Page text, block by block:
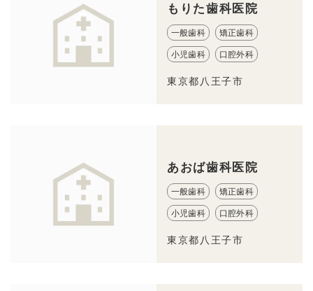
もりた歯科医院
一般歯科 矯正歯科
小児歯科 口腔外科
東京都八王子市
あおば歯科医院
一般歯科 矯正歯科
小児歯科 口腔外科
東京都八王子市